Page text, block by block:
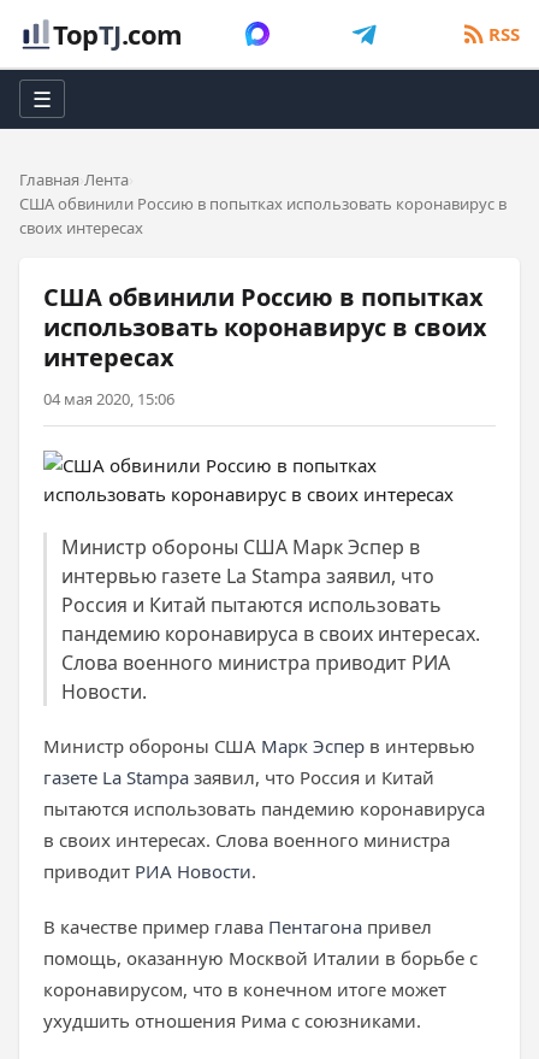
TopTJ.com RSS
☰
Главная Лента
США обвинили Россию в попытках использовать коронавирус в
своих интересах
США обвинили Россию в попытках
использовать коронавирус в своих
интересах
04 мая 2020, 15:06
Министр обороны США Марк Эспер в
интервью газете La Stampa заявил, что
Россия и Китай пытаются использовать
пандемию коронавируса в своих интересах.
Слова военного министра приводит РИА
Новости.
Министр обороны США Марк Эспер в интервью
газете La Stampa заявил, что Россия и Китай
пытаются использовать пандемию коронавируса
в своих интересах. Слова военного министра
приводит РИА Новости.
В качестве пример глава Пентагона привел
помощь, оказанную Москвой Италии в борьбе с
коронавирусом, что в конечном итоге может
ухудшить отношения Рима с союзниками.